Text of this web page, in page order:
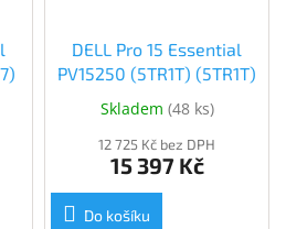
DELL Pro 15 Essential
PV15250 (5TR1T) (5TR1T)
Skladem (48 ks)
12 725 Kč bez DPH
15 397 Kč
Do košíku